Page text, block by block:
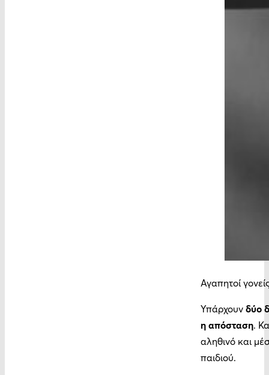
Αγαπητοί
Υπάρχουν δύο
η απόσταση.
αληθινό και
παιδιού.